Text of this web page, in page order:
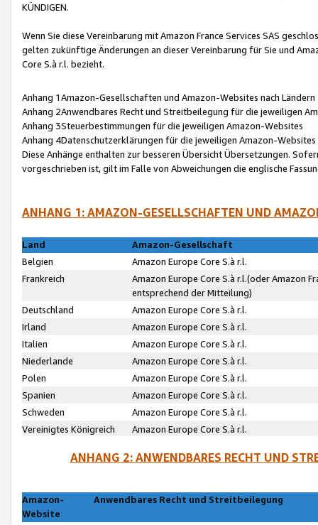
KÜNDIGEN.
Wenn Sie diese Vereinbarung mit Amazon France Services SAS
gelten zukünftige Änderungen an dieser Vereinbarung für Sie und
Core S.à r.l. bezieht.
Anhang 1Amazon-Gesellschaften und Amazon-Websites nach Ländern
Anhang 2Anwendbares Recht und Streitbeilegung für die jeweiligen
Anhang 3Steuerbestimmungen für die jeweiligen Amazon-Websites
Anhang 4Datenschutzerklärungen für die jeweiligen Amazon-Websites
Diese Anhänge enthalten zur besseren Übersicht Übersetzungen.
vorgeschrieben ist, gilt im Falle von Abweichungen die englische
ANHANG 1: AMAZON-GESELLSCHAFTEN UND
Land
Amazon-Gesellschaft
Belgien
Amazon Europe Core S.à r.l.
Frankreich
Amazon Europe Core S.à r.l.(oder Amazon
entsprechend der Mitteilung)
Deutschland
Amazon Europe Core S.à r.l.
Irland
Amazon Europe Core S.à r.l.
Italien
Amazon Europe Core S.à r.l.
Niederlande
Amazon Europe Core S.à r.l.
Polen
Amazon Europe Core S.à r.l.
Spanien
Amazon Europe Core S.à r.l.
Schweden
Amazon Europe Core S.à r.l.
Vereinigtes Königreich
Amazon Europe Core S.à r.l.
ANHANG 2: ANWENDBARES RECHT UND
Amazon-
Website
Anwendbares Recht und Streitbeilegung